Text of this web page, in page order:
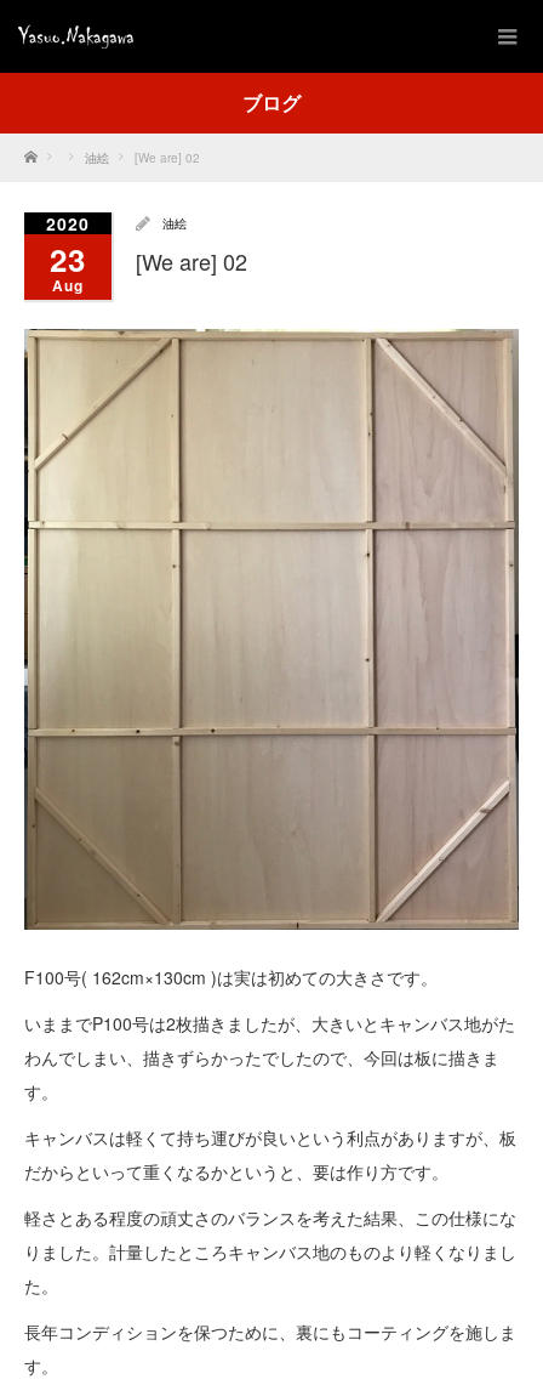
ブログ
Home 油絵 [We are] 02
2020
23
Aug
油絵
[We are] 02
F100号( 162cm×130cm )は実は初めての大きさです。
いままでP100号は2枚描きましたが、大きいとキャンバス地がた
わんでしまい、描きずらかったでしたので、今回は板に描きま
す。
キャンバスは軽くて持ち運びが良いという利点がありますが、板
だからといって重くなるかというと、要は作り方です。
軽さとある程度の頑丈さのバランスを考えた結果、この仕様にな
りました。計量したところキャンバス地のものより軽くなりまし
た。
長年コンディションを保つために、裏にもコーティングを施しま
す。